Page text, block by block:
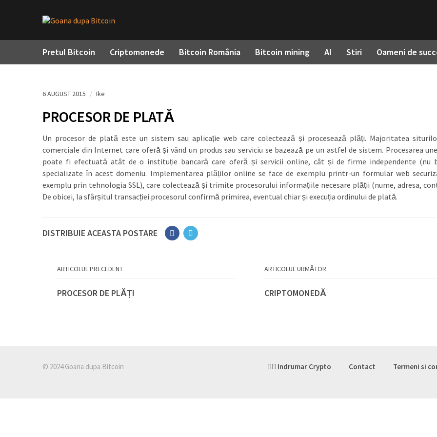
Pretul Bitcoin Criptomonede Bitcoin România Bitcoin mining AI Stiri Oameni de
6 AUGUST 2015 / Ike
PROCESOR DE PLATĂ
Un procesor de plată este un sistem sau aplicație web care colectează și procesează plăți. Majoritatea
comerciale din Internet care oferă și vând un produs sau serviciu se bazează pe un astfel de sistem. Procesarea
poate fi efectuată atât de o instituție bancară care oferă și servicii online, cât și de firme independente (nu
specializate în acest domeniu. Implementarea plăților online se face de exemplu printr-un formular web
exemplu prin tehnologia SSL), care colectează și trimite procesorului informațiile necesare plății (nume, adresa,
De obicei, la sfârșitul transacției procesorul confirmă primirea, eventual chiar și execuția ordinului de plată.
DISTRIBUIE ACEASTA POSTARE
ARTICOLUL PRECEDENT
PROCESOR DE PLĂȚI
ARTICOLUL URMĂTOR
CRIPTOMONEDĂ
© 2024 Goana dupa Bitcoin 👉🏽 Indrumar Crypto Contact Termeni si